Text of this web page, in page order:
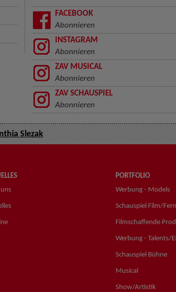
FACEBOOK
Abonnieren
INSTAGRAM
Abonnieren
ZAV MUSICAL
Abonnieren
ZAV SCHAUSPIEL
Abonnieren
Slezak
PORTFOLIO
Werbung - Models
Schauspiel Film/
Filmschaffende
Werbung - Talents/
Schauspiel Bühne
Musical
Show/Artistik